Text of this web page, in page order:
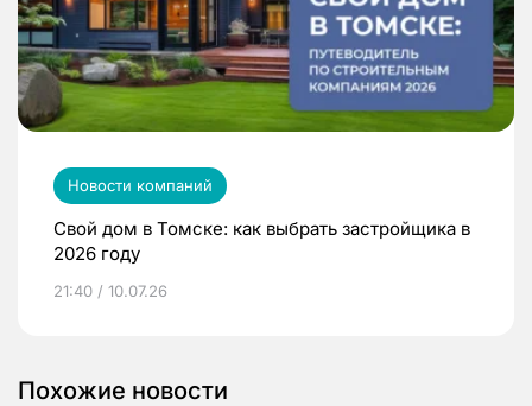
Новости компаний
Свой дом в Томске: как выбрать застройщика в
2026 году
21:40 / 10.07.26
Похожие новости